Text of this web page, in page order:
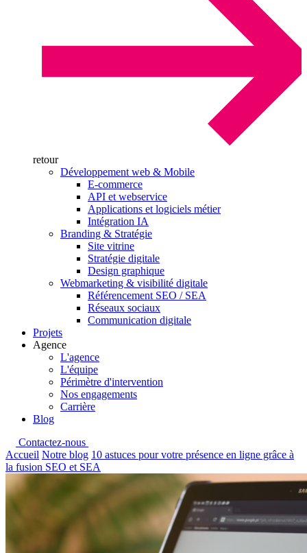
retour
Développement web & Mobile
E-commerce
API et webservice
Applications et logiciels métier
Intégration IA
Branding & Stratégie
Site vitrine
Stratégie digitale
Design graphique
Webmarketing & visibilité digitale
Référencement SEO / SEA
Réseaux sociaux
Communication digitale
Projets
Agence
L'agence
L'équipe
Périmètre d'intervention
Nos engagements
Carrière
Blog
Contactez-nous
Accueil Notre blog 10 astuces pour votre présence en ligne grâce à
la fusion SEO et SEA